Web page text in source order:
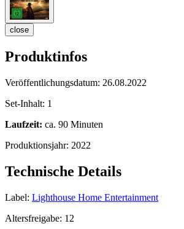
close
Produktinfos
Veröffentlichungsdatum: 26.08.2022
Set-Inhalt: 1
Laufzeit: ca. 90 Minuten
Produktionsjahr: 2022
Technische Details
Label: Lighthouse Home Entertainment
Altersfreigabe: 12